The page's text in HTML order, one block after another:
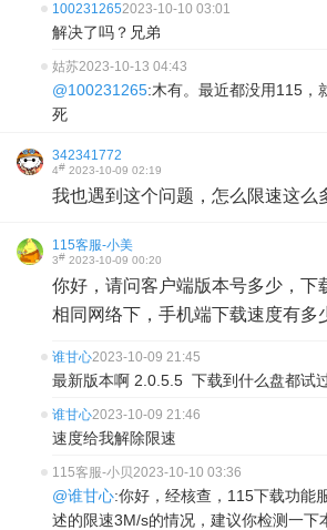
1002312652023-10-10 03:01
解决了吗？兄弟
姑苏2023-10-13 04:43
@100231265:木有。最近都没用115，
死
342341772
4# 2023-10-09 02:19
我也遇到这个问题，怎么限速这么
115客服-小美
3# 2023-10-09 00:20
你好，请问客户端版本号多少，下
相同网络下，手机端下载速度有多
谁甘心2023-10-09 21:45
最新版本啊 2.0.5.5 下载到什么盘都试
谁甘心2023-10-09 21:46
速度给我解除限速
115客服-小贝2023-10-10 03:36
@谁甘心:你好，经核查，115下载功能
述的限速3M/s的情况，建议你检测一下